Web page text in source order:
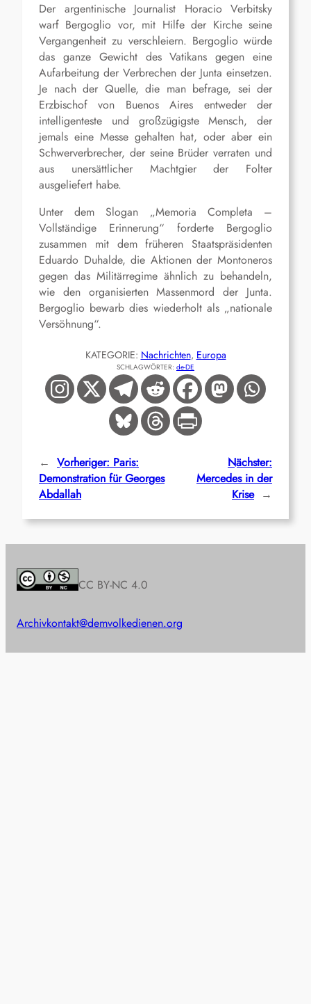
Der argentinische Journalist Horacio Verbitsky
warf Bergoglio vor, mit Hilfe der Kirche seine
Vergangenheit zu verschleiern. Bergoglio würde
das ganze Gewicht des Vatikans gegen eine
Aufarbeitung der Verbrechen der Junta einsetzen.
Je nach der Quelle, die man befrage, sei der
Erzbischof von Buenos Aires entweder der
intelligenteste und großzügigste Mensch, der
jemals eine Messe gehalten hat, oder aber ein
Schwerverbrecher, der seine Brüder verraten und
aus unersättlicher Machtgier der Folter
ausgeliefert habe.
Unter dem Slogan „Memoria Completa –
Vollständige Erinnerung“ forderte Bergoglio
zusammen mit dem früheren Staatspräsidenten
Eduardo Duhalde, die Aktionen der Montoneros
gegen das Militärregime ähnlich zu behandeln,
wie den organisierten Massenmord der Junta.
Bergoglio bewarb dies wiederholt als „nationale
Versöhnung“.
KATEGORIE: Nachrichten, Europa
SCHLAGWÖRTER: de-DE
← Vorheriger: Paris:
Demonstration für Georges
Abdallah
Nächster:
Mercedes in der
Krise →
CC BY-NC 4.0
Archivkontakt@demvolkedienen.org